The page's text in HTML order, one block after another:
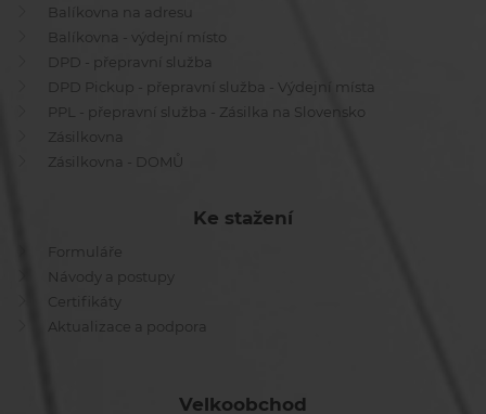
Balíkovna na adresu
Balíkovna - výdejní místo
DPD - přepravní služba
DPD Pickup - přepravní služba - Výdejní místa
PPL - přepravní služba - Zásilka na Slovensko
Zásilkovna
Zásilkovna - DOMŮ
Ke stažení
Formuláře
Návody a postupy
Certifikáty
Aktualizace a podpora
Velkoobchod